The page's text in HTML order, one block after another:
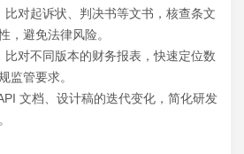
比对起诉状、判决书等文书，核查条文
，避免法律风险。
比对不同版本的财务报表，快速定位数
监管要求。
文档、设计稿的迭代变化，简化研发